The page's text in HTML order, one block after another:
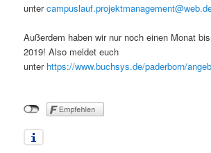
unter
Außerdem haben wir nur noch einen Monat
2019! Also meldet euch
unter https://www.buchsys.de/paderborn/